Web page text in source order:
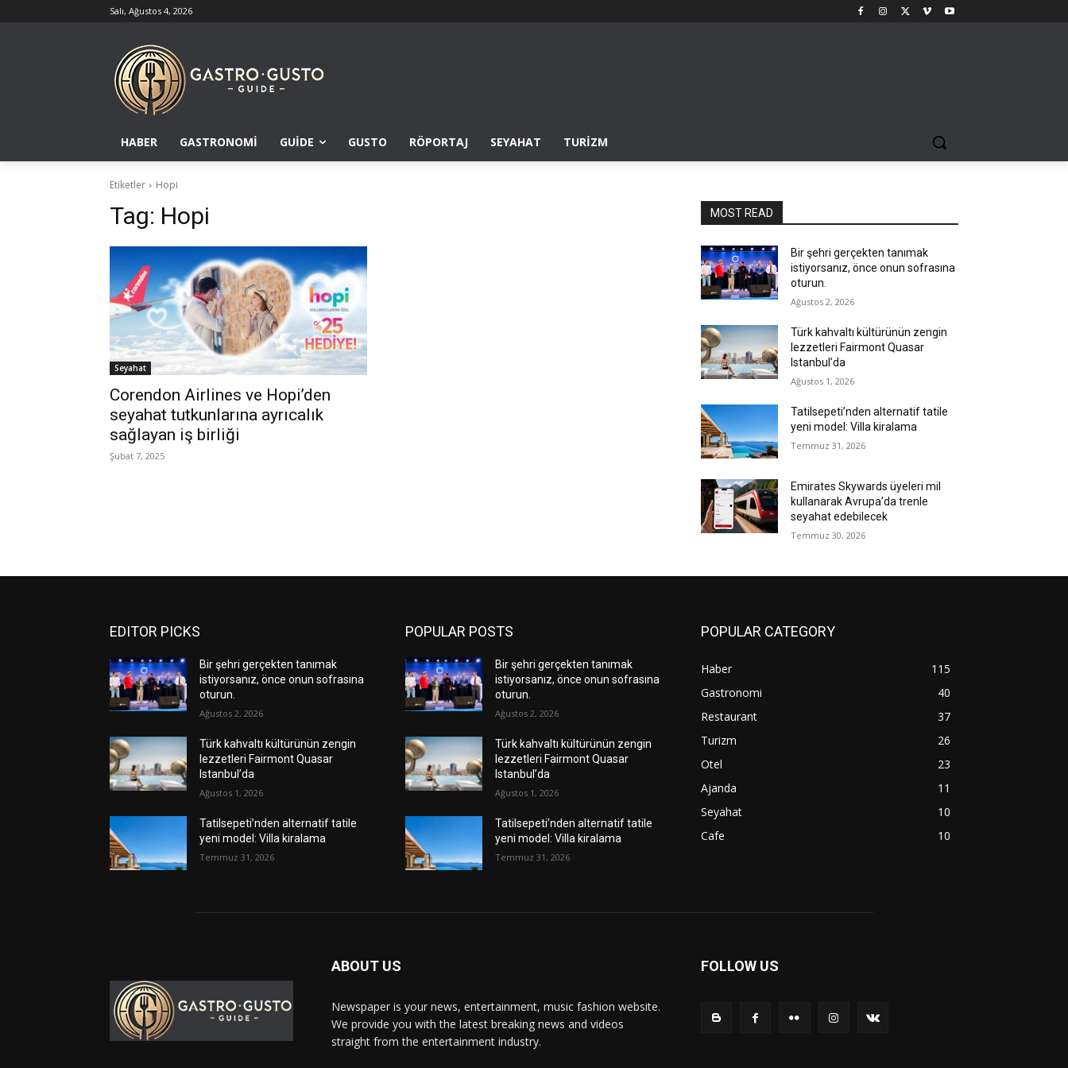
Salı, Ağustos 4, 2026
HABER GASTRONOMI GUIDE GUSTO RÖPORTAJ SEYAHAT TURIZM
Etiketler Hopi
Tag: Hopi
Seyahat
Corendon Airlines ve Hopi’den
seyahat tutkunlarına ayrıcalık
sağlayan iş birliği
Şubat 7, 2025
MOST READ
Bir şehri gerçekten tanımak
istiyorsanız, önce onun sofrasına
oturun.
Ağustos 2, 2026
Türk kahvaltı kültürünün zengin
lezzetleri Fairmont Quasar
Istanbul’da
Ağustos 1, 2026
Tatilsepeti’nden alternatif tatile
yeni model: Villa kiralama
Temmuz 31, 2026
Emirates Skywards üyeleri mil
kullanarak Avrupa’da trenle
seyahat edebilecek
Temmuz 30, 2026
EDITOR PICKS
Bir şehri gerçekten tanımak
istiyorsanız, önce onun sofrasına
oturun.
Ağustos 2, 2026
Türk kahvaltı kültürünün zengin
lezzetleri Fairmont Quasar
Istanbul’da
Ağustos 1, 2026
Tatilsepeti’nden alternatif tatile
yeni model: Villa kiralama
Temmuz 31, 2026
POPULAR POSTS
Bir şehri gerçekten tanımak
istiyorsanız, önce onun sofrasına
oturun.
Ağustos 2, 2026
Türk kahvaltı kültürünün zengin
lezzetleri Fairmont Quasar
Istanbul’da
Ağustos 1, 2026
Tatilsepeti’nden alternatif tatile
yeni model: Villa kiralama
Temmuz 31, 2026
POPULAR CATEGORY
Haber
115
Gastronomi
40
Restaurant
37
Turizm
26
Otel
23
Ajanda
11
Seyahat
10
Cafe
10
ABOUT US
Newspaper is your news, entertainment, music fashion website.
We provide you with the latest breaking news and videos
straight from the entertainment industry.
FOLLOW US